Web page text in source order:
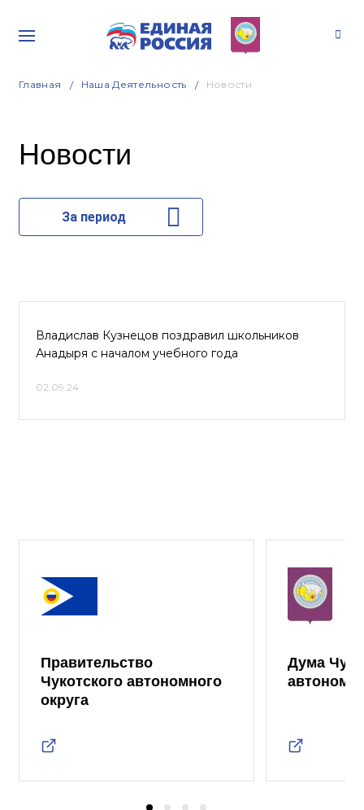
Главная Наша Деятельность Новости
Новости
За период
Владислав Кузнецов поздравил школьников
Анадыря с началом учебного года
02.09.24
Правительство
Чукотского автономного
округа
Дума